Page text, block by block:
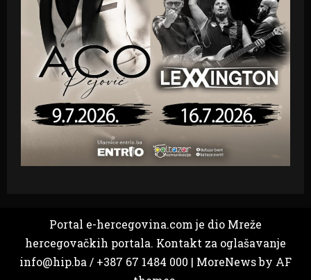
Portal e-hercegovina.com je dio Mreže
hercegovačkih portala. Kontakt za oglašavanje
info@hip.ba / +387 67 1484 000 | MoreNewsby AF